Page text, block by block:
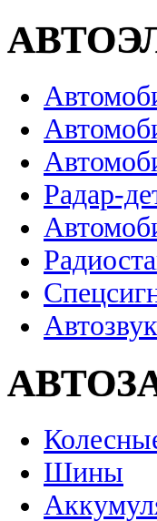
Радар-
Автозвук
Шины